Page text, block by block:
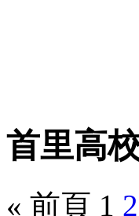
首里高
« 前頁 1 2